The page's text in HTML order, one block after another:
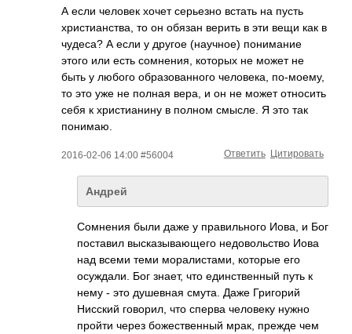
А если человек хочет серьезно встать на пусть
христианства, то он обязан верить в эти вещи как в
чудеса? А если у другое (научное) понимание
этого или есть сомнения, которых не может не
быть у любого образованного человека, по-моему,
то это уже не полная вера, и он не может относить
себя к христианину в полном смысле. Я это так
понимаю.
2016-02-06 14:00 #56004 Цитировать
Ответить
Андрей
Сомнения были даже у правильного Иова, и Бог
поставил высказывающего недовольство Иова
над всеми теми моралистами, которые его
осуждали. Бог знает, что единственный путь к
нему - это душевная смута. Даже Григорий
Нисский говорил, что сперва человеку нужно
пройти через божественный мрак, прежде чем